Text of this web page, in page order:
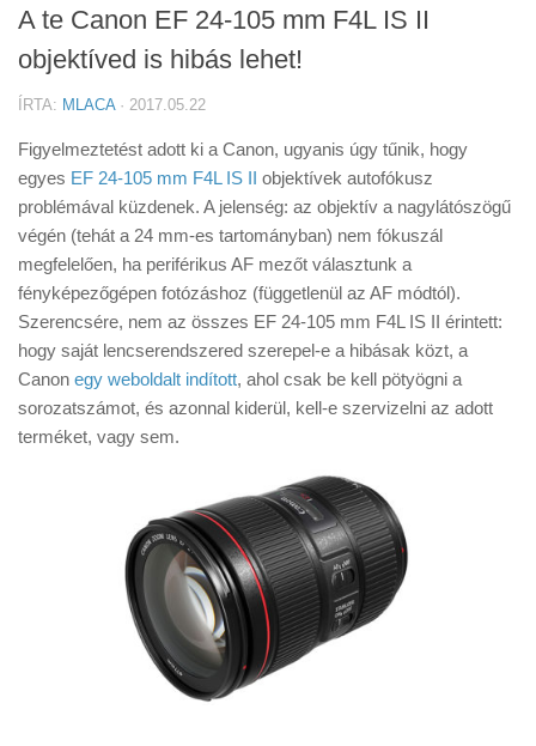
Cikkek
Szoftver
Tudástár
Tanácsok
Érdekességek
Helyszíni Riport
E-BB
A te Canon EF 24-105 mm F4L IS II
objektíved is hibás lehet!
ÍRTA: MLACA· 2017.05.22
Figyelmeztetést adott ki a Canon, ugyanis úgy tűnik, hogy
egyes EF 24-105 mm F4L IS II objektívek autofókusz
problémával küzdenek. A jelenség: az objektív a nagylátószögű
végén (tehát a 24 mm-es tartományban) nem fókuszál
megfelelően, ha periférikus AF mezőt választunk a
fényképezőgépen fotózáshoz (függetlenül az AF módtól).
Szerencsére, nem az összes EF 24-105 mm F4L IS II érintett:
hogy saját lencserendszered szerepel-e a hibásak közt, a
Canon egy weboldalt indított, ahol csak be kell pötyögni a
sorozatszámot, és azonnal kiderül, kell-e szervizelni az adott
terméket, vagy sem.